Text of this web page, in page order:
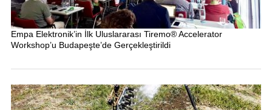
Empa Elektronik’in İlk Uluslararası Tiremo® Accelerator
Workshop’u Budapeşte’de Gerçekleştirildi